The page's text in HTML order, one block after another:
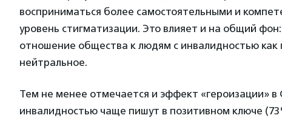
восприниматься более самостоятельными и
уровень стигматизации. Это влияет и на общий
отношение общества к людям с инвалидностью
нейтральное.
Тем не менее отмечается и эффект «героизации»
инвалидностью чаще пишут в позитивном ключе